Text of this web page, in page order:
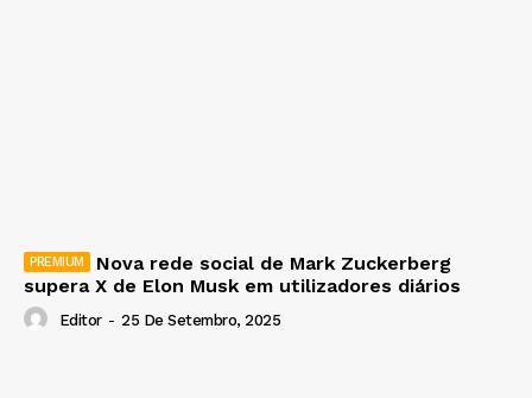
Nova rede social de Mark Zuckerberg
supera X de Elon Musk em utilizadores diários
Editor - 25 De Setembro, 2025